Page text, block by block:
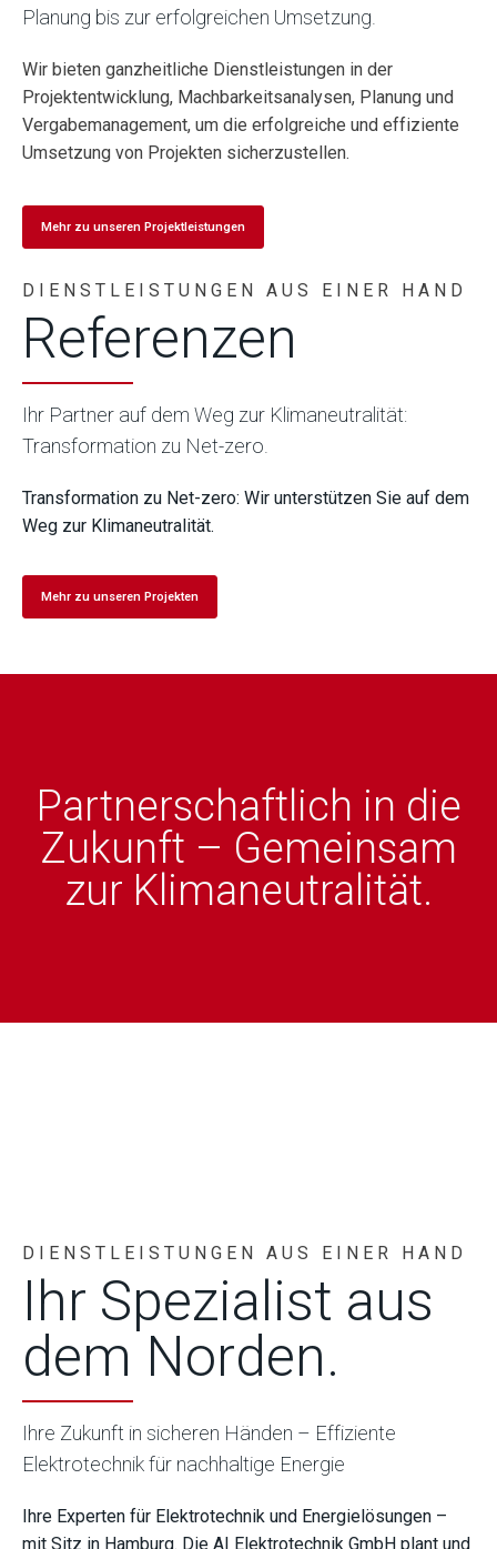
Planung bis zur erfolgreichen Umsetzung.
Wir bieten ganzheitliche Dienstleistungen in der
Projektentwicklung, Machbarkeitsanalysen, Planung und
Vergabemanagement, um die erfolgreiche und effiziente
Umsetzung von Projekten sicherzustellen.
Mehr zu unseren Projektleistungen
DIENSTLEISTUNGEN AUS EINER HAND
Referenzen
Ihr Partner auf dem Weg zur Klimaneutralität:
Transformation zu Net-zero.
Transformation zu Net-zero: Wir unterstützen Sie auf dem
Weg zur Klimaneutralität.
Mehr zu unseren Projekten
Partnerschaftlich in die
Zukunft – Gemeinsam
zur Klimaneutralität.
DIENSTLEISTUNGEN AUS EINER HAND
Ihr Spezialist aus
dem Norden.
Ihre Zukunft in sicheren Händen – Effiziente
Elektrotechnik für nachhaltige Energie
Ihre Experten für Elektrotechnik und Energielösungen –
mit Sitz in Hamburg. Die AI Elektrotechnik GmbH plant und